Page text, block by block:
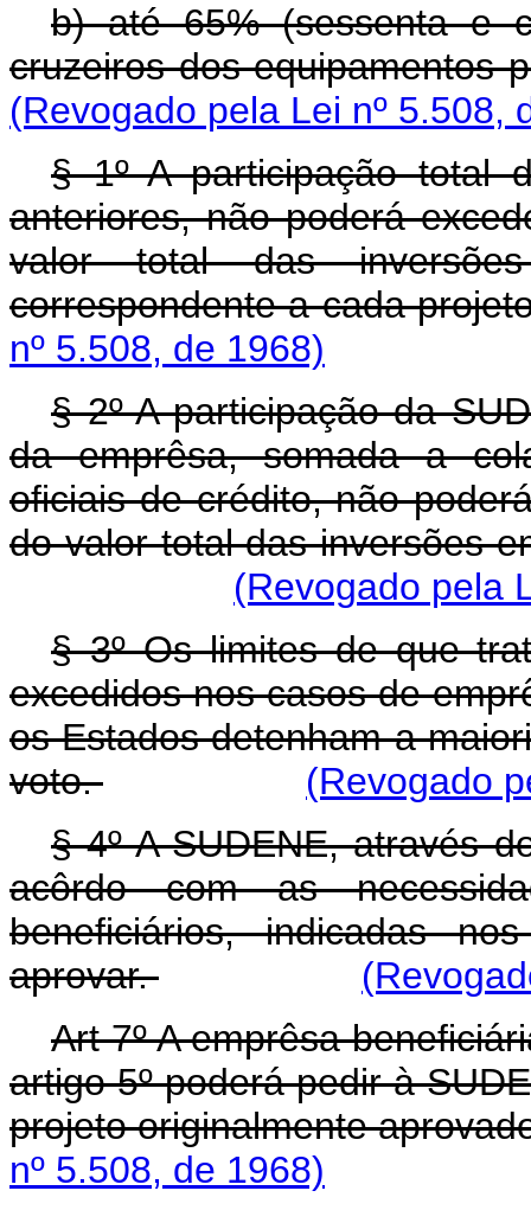
b) até 65% (sessenta e
cruzeiros dos equipamentos
(Revogado pela Lei nº 5.508,
§ 1º A participação total
anteriores, não poderá
valor total das
correspondente a cada
nº 5.508, de 1968)
§ 2º A participação da
da emprêsa, somada a
oficiais de crédito, não
do valor total das inversões
(Revogado pela
§ 3º Os limites de que
excedidos nos casos de
os Estados detenham a
voto.
(Revogado
§ 4º A SUDENE, através
acôrdo com as
beneficiários, indicadas
aprovar.
Art 7º A emprêsa
artigo 5º poderá pedir à
projeto originalmente
nº 5.508, de 1968)